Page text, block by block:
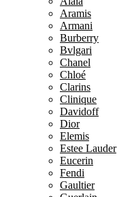
Aramis
Armani
Burberry
Bvlgari
Chanel
Chloé
Clarins
Clinique
Davidoff
Dior
Elemis
Estee Lauder
Eucerin
Fendi
Gaultier